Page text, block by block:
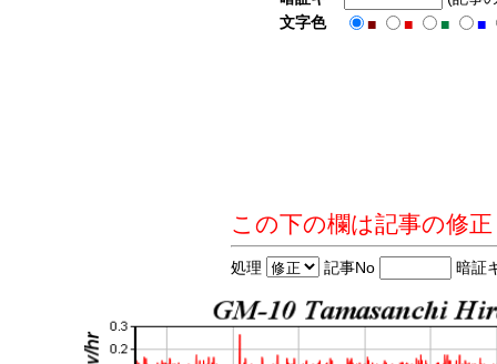
文字色
■ ■ ■ ■
この下の欄は記事の修
処理 記事No 暗証